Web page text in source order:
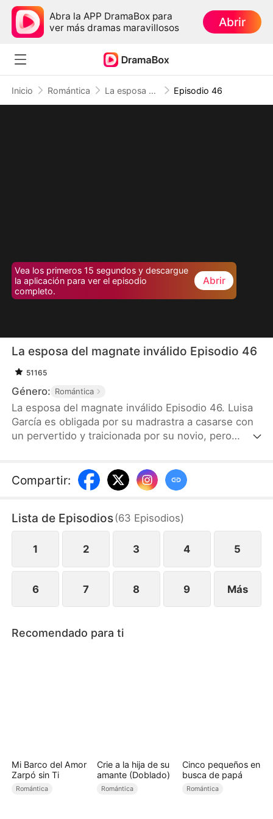
Abra la APP DramaBox para
ver más dramas maravillosos
Abrir
Inicio Romántica La esposa del magnate inválido Episodio 46
Vea los primeros 15 segundos y descargue
la aplicación para ver el episodio
completo.
Abrir
La esposa del magnate inválido Episodio 46
51165
Género: Romántica
La esposa del magnate inválido Episodio 46. Luisa
García es obligada por su madrastra a casarse con
un pervertido y traicionada por su novio, pero
silla de ruedas tras un accidente, su condición se
debe a un trauma psicológico. Con sinceridad y
volver a ponerse de pie. Gracias a su talento, Luisa
se convierte en diseñadora de joyas y reencuentra
a su verdadera madre.
Compartir:
Lista de Episodios(63 Episodios)
1 2 3 4 5
6 7 8 9 Más
Recomendado para ti
Mi Barco del Amor
Zarpó sin Ti
Romántica
Crie a la hija de su
amante (Doblado)
Romántica
Cinco pequeños en
busca de papá
Romántica